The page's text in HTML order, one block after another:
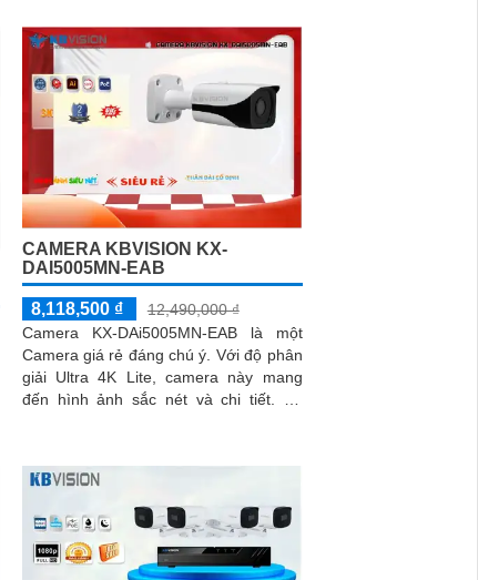
CAMERA KBVISION KX-
DAI5005MN-EAB
8,118,500 ₫
12,490,000 ₫
Camera KX-DAi5005MN-EAB là một
Camera giá rẻ đáng chú ý. Với độ phân
giải Ultra 4K Lite, camera này mang
đến hình ảnh sắc nét và chi tiết. Ấn